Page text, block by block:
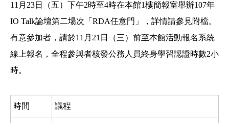
11月23日（五）下午2時至4時在本館1樓簡報室舉辦107年
IO Talk論壇第二場次「RDA任意門」，詳情請參見附檔。
有意參加者，請於11月21日（三）前至本館活動報名系統
線上報名，全程參與者核發公務人員終身學習認證時數2小
時。
時間 議程